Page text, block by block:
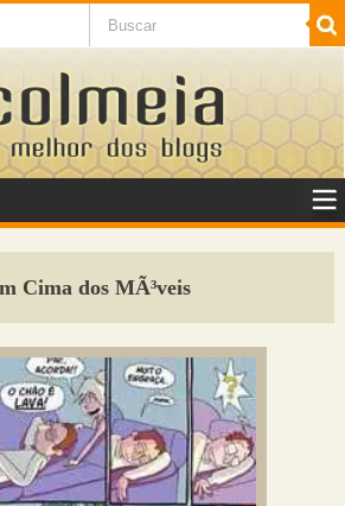
SaÃºde
Cima dos MÃ³veis